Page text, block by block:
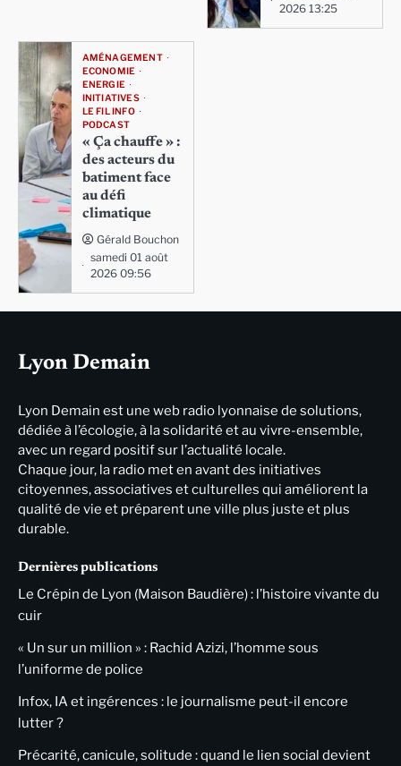
2026 13:25
AMÉNAGEMENT
ECONOMIE
ENERGIE
INITIATIVES
LE FIL INFO
PODCAST
« Ça chauffe » :
des acteurs du
batiment face
au défi
climatique
Gérald Bouchon
samedi 01 août
2026 09:56
Lyon Demain
Lyon Demain est une web radio lyonnaise de solutions,
dédiée à l’écologie, à la solidarité et au vivre-ensemble,
avec un regard positif sur l’actualité locale.
Chaque jour, la radio met en avant des initiatives
citoyennes, associatives et culturelles qui améliorent la
qualité de vie et préparent une ville plus juste et plus
durable.
Dernières publications
Le Crépin de Lyon (Maison Baudière) : l’histoire vivante du
cuir
« Un sur un million » : Rachid Azizi, l’homme sous
l’uniforme de police
Infox, IA et ingérences : le journalisme peut-il encore
lutter ?
Précarité, canicule, solitude : quand le lien social devient